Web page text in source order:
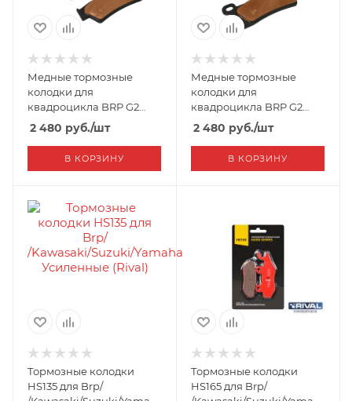
Медные тормозные
колодки для
квадроцикла BRP G2
передние (ZB_241)
2 480 руб./шт
В КОРЗИНУ
Медные тормозные
колодки для
квадроцикла BRP G2
передние/задние
(ZB_242)
2 480 руб./шт
В КОРЗИНУ
Тормозные колодки
HS135 для Brp/
Тормозные колодки
HS165 для Brp/